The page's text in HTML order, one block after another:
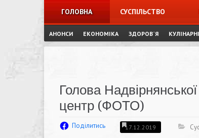
ГОЛОВНА СУСПІЛЬСТВО
АНОНСИ ЕКОНОМІКА ЗДОРОВ`Я
Голова
центр (ФОТО)
Поділитись 17.12.2019